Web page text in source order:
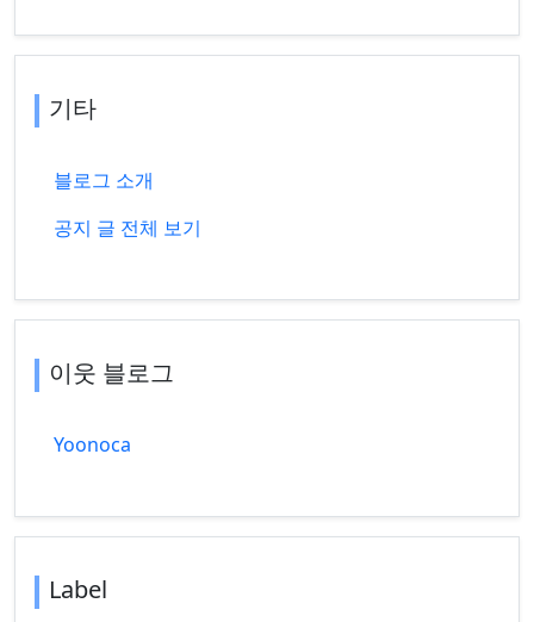
기타
블로그 소개
공지 글 전체 보기
이웃 블로그
Yoonoca
Label